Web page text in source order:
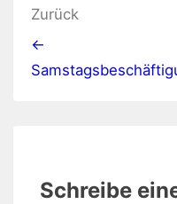
Zurück
←
Schreibe